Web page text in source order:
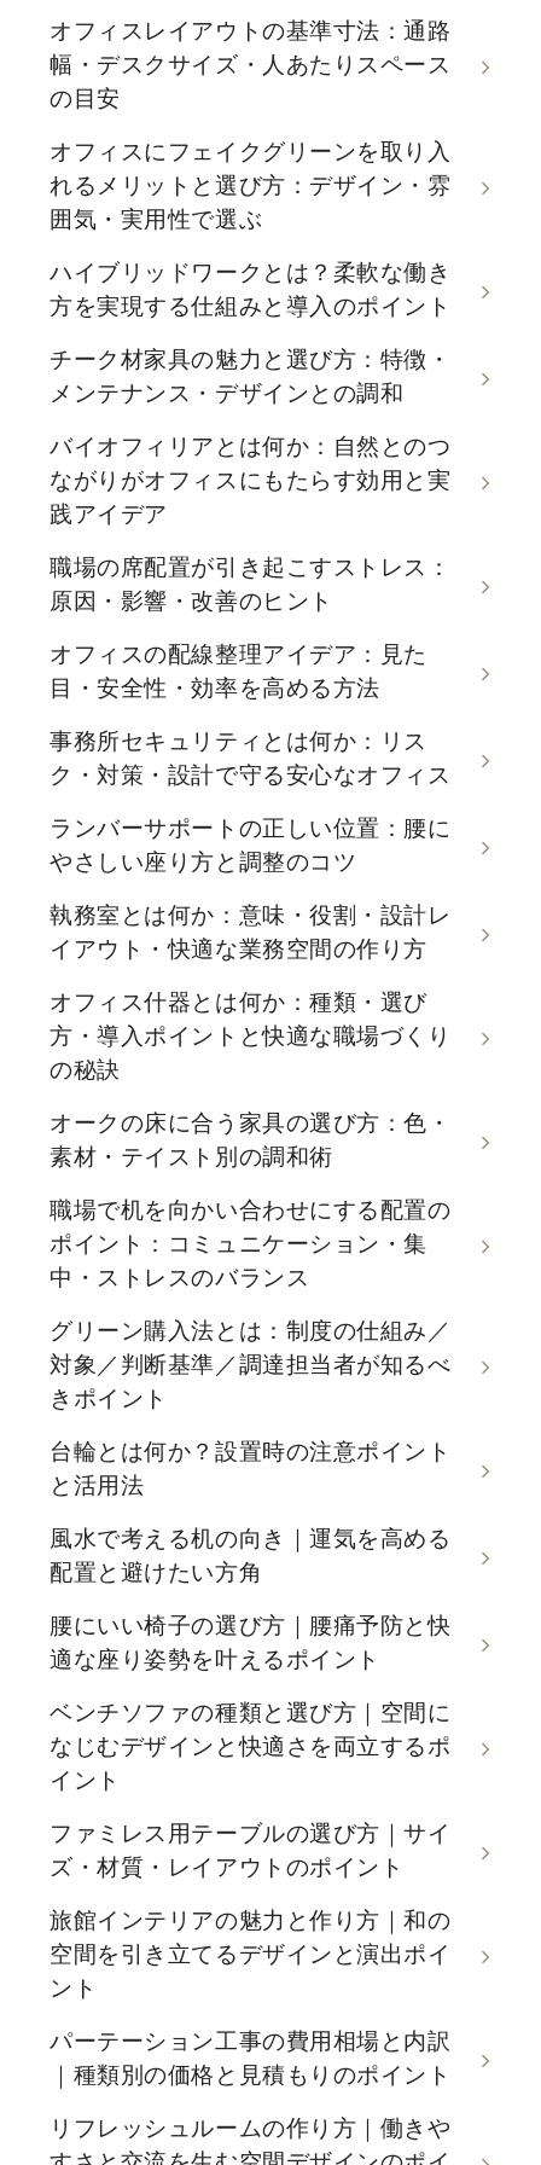
オフィスレイアウトの基準寸法：通路
幅・デスクサイズ・人あたりスペース
の目安
オフィスにフェイクグリーンを取り入
れるメリットと選び方：デザイン・雰
囲気・実用性で選ぶ
ハイブリッドワークとは？柔軟な働き
方を実現する仕組みと導入のポイント
チーク材家具の魅力と選び方：特徴・
メンテナンス・デザインとの調和
バイオフィリアとは何か：自然とのつ
ながりがオフィスにもたらす効用と実
践アイデア
職場の席配置が引き起こすストレス：
原因・影響・改善のヒント
オフィスの配線整理アイデア：見た
目・安全性・効率を高める方法
事務所セキュリティとは何か：リス
ク・対策・設計で守る安心なオフィス
ランバーサポートの正しい位置：腰に
やさしい座り方と調整のコツ
執務室とは何か：意味・役割・設計レ
イアウト・快適な業務空間の作り方
オフィス什器とは何か：種類・選び
方・導入ポイントと快適な職場づくり
の秘訣
オークの床に合う家具の選び方：色・
素材・テイスト別の調和術
職場で机を向かい合わせにする配置の
ポイント：コミュニケーション・集
中・ストレスのバランス
グリーン購入法とは：制度の仕組み／
対象／判断基準／調達担当者が知るべ
きポイント
台輪とは何か？設置時の注意ポイント
と活用法
風水で考える机の向き｜運気を高める
配置と避けたい方角
腰にいい椅子の選び方｜腰痛予防と快
適な座り姿勢を叶えるポイント
ベンチソファの種類と選び方｜空間に
なじむデザインと快適さを両立するポ
イント
ファミレス用テーブルの選び方｜サイ
ズ・材質・レイアウトのポイント
旅館インテリアの魅力と作り方｜和の
空間を引き立てるデザインと演出ポイ
ント
パーテーション工事の費用相場と内訳
｜種類別の価格と見積もりのポイント
リフレッシュルームの作り方｜働きや